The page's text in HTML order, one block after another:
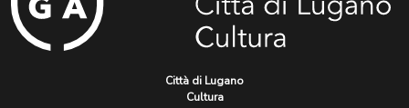
Città di Lugano
Cultura